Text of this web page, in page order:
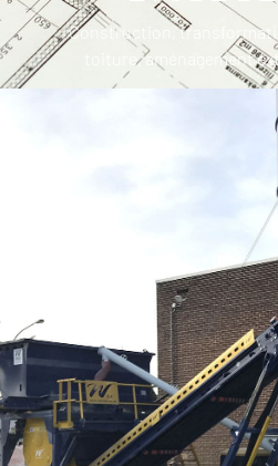
Construction,
toiture, aménagement